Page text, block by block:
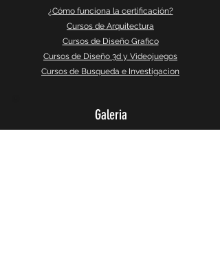
¿Cómo funciona la certificación?
Cursos de Arquitectura
Cursos de Diseño Grafico
Cursos de Diseño 3d y Videojuegos
Cursos de Busqueda e Investigacion
Galeria